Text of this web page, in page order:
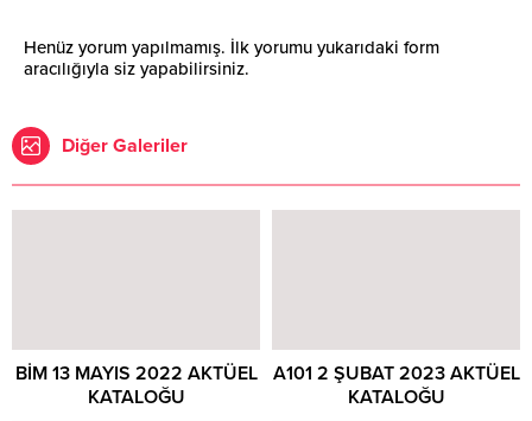
Henüz yorum yapılmamış. İlk yorumu yukarıdaki form
aracılığıyla siz yapabilirsiniz.
Diğer Galeriler
BİM 13 MAYIS 2022 AKTÜEL
KATALOĞU
A101 2 ŞUBAT 2023 AKTÜEL
KATALOĞU